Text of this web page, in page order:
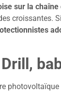
sur la
croissantes.